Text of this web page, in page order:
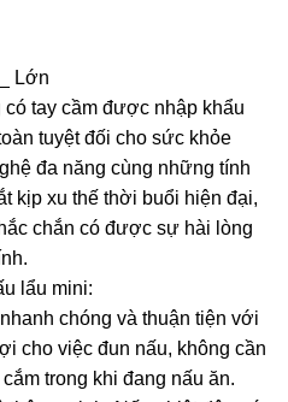
Lớn
tay cầm được nhập khẩu
tuyệt đối cho sức khỏe
đa năng cùng những tính
kịp xu thế thời buổi hiện đại,
chắn có được sự hài lòng
lẩu mini:
chóng và thuận tiện với
cho việc đun nấu, không cần
trong khi đang nấu ăn.